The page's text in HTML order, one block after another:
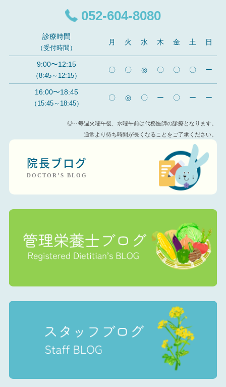
052-604-8080
診療時間
（受付時間）
月 火 水 木 金 土 日
9:00〜12:15
（8:45～12:15）
〇 〇 ◎ 〇 〇 〇 ー
16:00〜18:45
（15:45～18:45）
〇 ◎ 〇 ー 〇 ー ー
◎‥毎週火曜午後、水曜午前は代務医師の診療となります。
通常より待ち時間が長くなることをご了承ください。
院長ブログ
DOCTOR’S BLOG